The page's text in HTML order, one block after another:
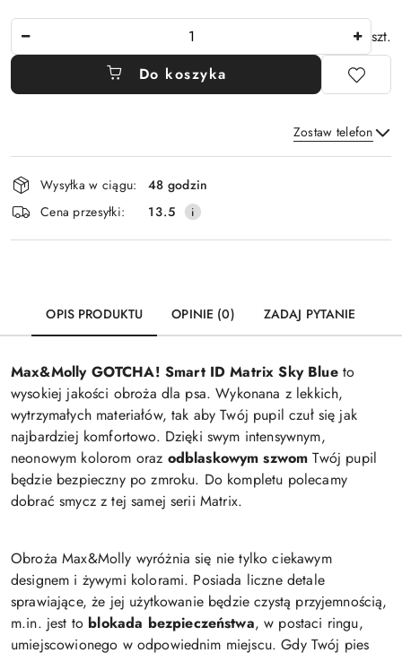
szt.
Do koszyka
Zostaw telefon
Wyślij
Dostępność
i
dostawa
Wysyłka w ciągu:
48 godzin
Cena przesyłki:
13.5
OPIS PRODUKTU OPINIE (0) ZADAJ PYTANIE
Max&Molly GOTCHA! Smart ID Matrix Sky Blueto
wysokiej jakości obroża dla psa. Wykonana z lekkich,
wytrzymałych materiałów, tak aby Twój pupil czuł się jak
najbardziej komfortowo. Dzięki swym intensywnym,
neonowym kolorom oraz odblaskowym szwom Twój pupil
będzie bezpieczny po zmroku. Do kompletu polecamy
dobrać smycz z tej samej serii Matrix.
Obroża Max&Molly wyróżnia się nie tylko ciekawym
designem i żywymi kolorami. Posiada liczne detale
sprawiające, że jej użytkowanie będzie czystą przyjemnością,
m.in. jest to blokada bezpieczeństwa, w postaci ringu,
umiejscowionego w odpowiednim miejscu. Gdy Twój pies